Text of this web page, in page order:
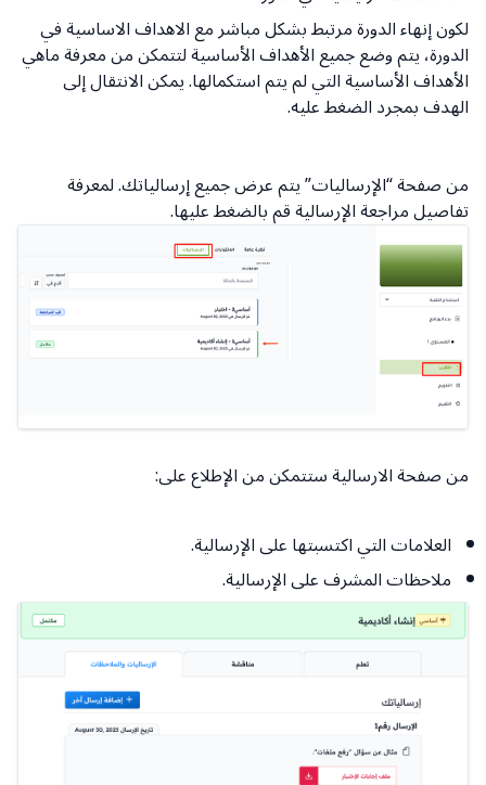
لكون إنهاء الدورة مرتبط بشكل مباشر مع الاهداف الاساسية في
الدورة، يتم وضع جميع الأهداف الأساسية لتتمكن من معرفة ماهي
الأهداف الأساسية التي لم يتم استكمالها. يمكن الانتقال إلى
الهدف بمجرد الضغط عليه.
من صفحة “الإرساليات” يتم عرض جميع إرسالياتك. لمعرفة
تفاصيل مراجعة الإرسالية قم بالضغط عليها.
من صفحة الارسالية ستتمكن من الإطلاع على:
العلامات التي اكتسبتها على الإرسالية.
ملاحظات المشرف على الإرسالية.